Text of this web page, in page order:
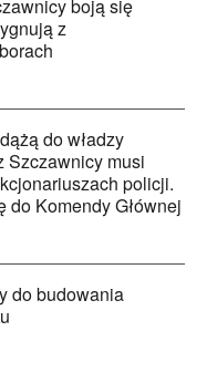
boją się
z
do władzy
Szczawnicy musi
policji.
do Komendy Głównej
do budowania